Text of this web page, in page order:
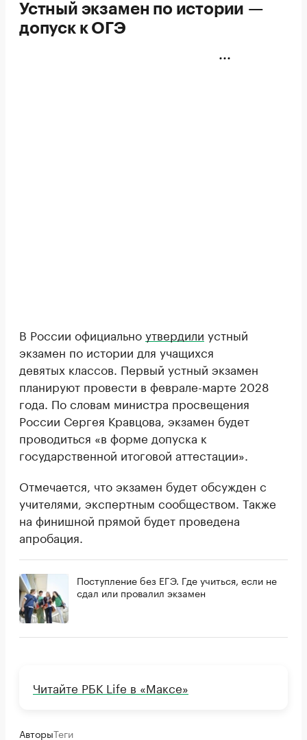
Устный экзамен по истории —
допуск к ОГЭ
В России официальноутвердили устный
экзамен по истории для учащихся
девятых классов. Первый устный экзамен
планируют провести в феврале-марте 2028
года. По словам министра просвещения
России Сергея Кравцова, экзамен будет
проводиться «в форме допуска к
государственной итоговой аттестации».
Отмечается, что экзамен будет обсужден с
учителями, экспертным сообществом. Также
на финишной прямой будет проведена
апробация.
Поступление без ЕГЭ. Где учиться, если не
сдал или провалил экзамен
Читайте РБК Life в «Максе»
АвторыТеги